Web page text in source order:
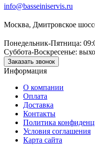
info@basseiniservis.ru
Москва, Дмитровское
Понедельник-Пятница:
Суббота-Воскресенье:
Заказать звонок
Информация
О компании
Оплата
Доставка
Контакты
Политика
Условия соглашения
Карта сайта